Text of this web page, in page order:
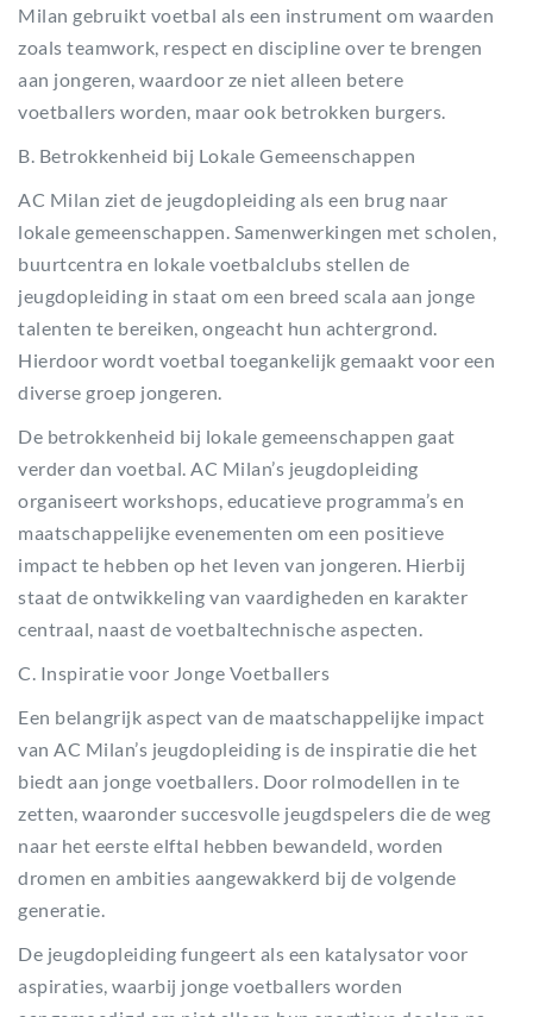
Milan gebruikt voetbal als een instrument om waarden
zoals teamwork, respect en discipline over te brengen
aan jongeren, waardoor ze niet alleen betere
voetballers worden, maar ook betrokken burgers.
B. Betrokkenheid bij Lokale Gemeenschappen
AC Milan ziet de jeugdopleiding als een brug naar
lokale gemeenschappen. Samenwerkingen met scholen,
buurtcentra en lokale voetbalclubs stellen de
jeugdopleiding in staat om een breed scala aan jonge
talenten te bereiken, ongeacht hun achtergrond.
Hierdoor wordt voetbal toegankelijk gemaakt voor een
diverse groep jongeren.
De betrokkenheid bij lokale gemeenschappen gaat
verder dan voetbal. AC Milan’s jeugdopleiding
organiseert workshops, educatieve programma’s en
maatschappelijke evenementen om een positieve
impact te hebben op het leven van jongeren. Hierbij
staat de ontwikkeling van vaardigheden en karakter
centraal, naast de voetbaltechnische aspecten.
C. Inspiratie voor Jonge Voetballers
Een belangrijk aspect van de maatschappelijke impact
van AC Milan’s jeugdopleiding is de inspiratie die het
biedt aan jonge voetballers. Door rolmodellen in te
zetten, waaronder succesvolle jeugdspelers die de weg
naar het eerste elftal hebben bewandeld, worden
dromen en ambities aangewakkerd bij de volgende
generatie.
De jeugdopleiding fungeert als een katalysator voor
aspiraties, waarbij jonge voetballers worden